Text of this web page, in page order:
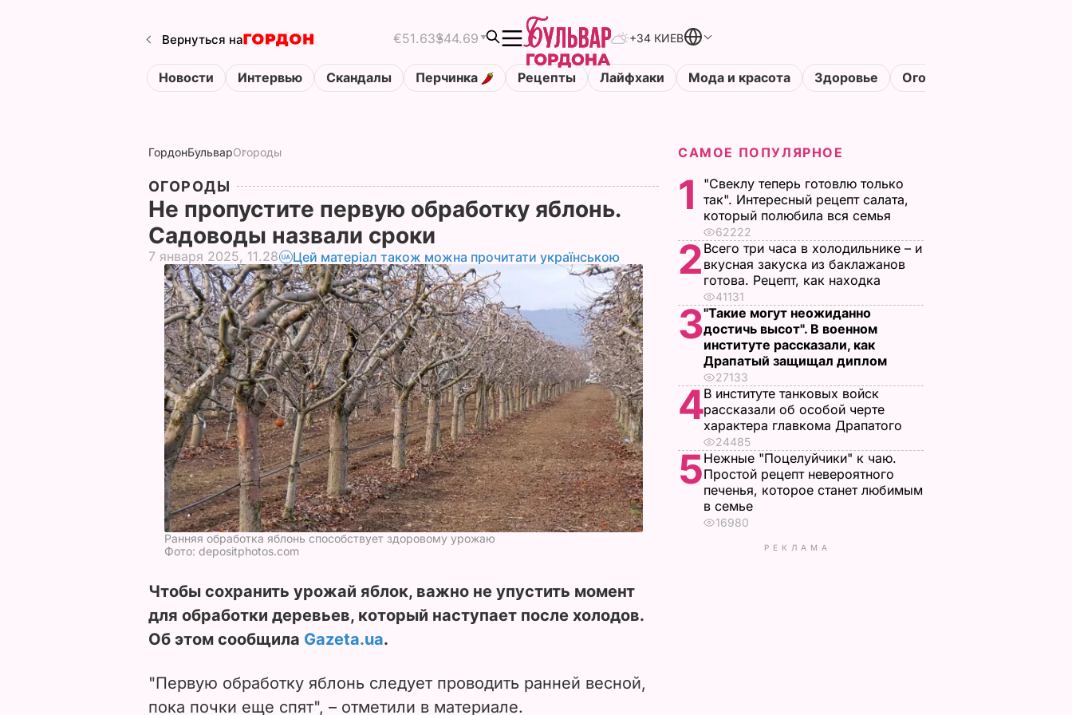
Вернуться на €51.63$44.69 +34 КИЕВ
Новости Интервью Скандалы Перчинка Рецепты Лайфхаки Мода и красота Здоровье Огороды
ГордонБульварОгороды
ОГОРОДЫ
Не пропустите первую обработку яблонь.
Садоводы назвали сроки
7 января 2025, 11.28 Цей матеріал також можна прочитати українською
Ранняя обработка яблонь способствует здоровому урожаю
Фото: depositphotos.com
Чтобы сохранить урожай яблок, важно не упустить момент
для обработки деревьев, который наступает после холодов.
Об этом сообщила Gazeta.ua.
"Первую обработку яблонь следует проводить ранней весной,
пока почки еще спят", – отметили в материале.
САМОЕ ПОПУЛЯРНОЕ
1
"Свеклу теперь готовлю только
так". Интересный рецепт салата,
который полюбила вся семья
62222
2 Всего три часа в холодильнике – и
вкусная закуска из баклажанов
готова. Рецепт, как находка
41131
3"Такие могут неожиданно
достичь высот". В военном
институте рассказали, как
Драпатый защищал диплом
27133
4В институте танковых войск
рассказали об особой черте
характера главкома Драпатого
24485
5Нежные "Поцелуйчики" к чаю.
Простой рецепт невероятного
печенья, которое станет любимым
в семье
16980
РЕКЛАМА